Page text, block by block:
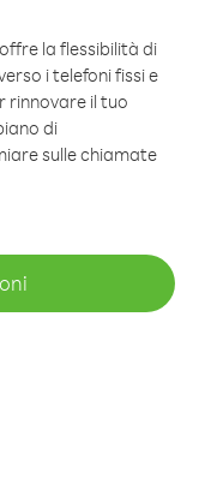
la flessibilità di
i telefoni fissi e
rinnovare il tuo
di
sulle chiamate